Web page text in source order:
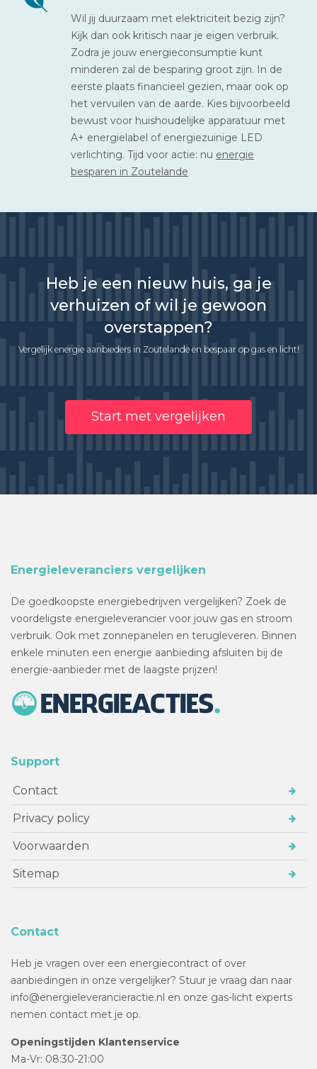
Wil jij duurzaam met elektriciteit bezig zijn?
Kijk dan ook kritisch naar je eigen verbruik.
Zodra je jouw energieconsumptie kunt
minderen zal de besparing groot zijn. In de
eerste plaats financieel gezien, maar ook op
het vervuilen van de aarde. Kies bijvoorbeeld
bewust voor huishoudelijke apparatuur met
A+ energielabel of energiezuinige LED
verlichting. Tijd voor actie: nu energie
besparen in Zoutelande
Heb je een nieuw huis, ga je
verhuizen of wil je gewoon
overstappen?
Vergelijk energie aanbieders in Zoutelande en bespaar op gas en licht!
Start met vergelijken
Energieleveranciers vergelijken
De goedkoopste energiebedrijven vergelijken? Zoek de
voordeligste energieleverancier voor jouw gas en stroom
verbruik. Ook met zonnepanelen en terugleveren. Binnen
enkele minuten een energie aanbieding afsluiten bij de
energie-aanbieder met de laagste prijzen!
Support
Contact
Privacy policy
Voorwaarden
Sitemap
Contact
Heb je vragen over een energiecontract of over
aanbiedingen in onze vergelijker? Stuur je vraag dan naar
info@energieleverancieractie.nl en onze gas-licht experts
nemen contact met je op.
Openingstijden Klantenservice
Ma-Vr: 08:30-21:00